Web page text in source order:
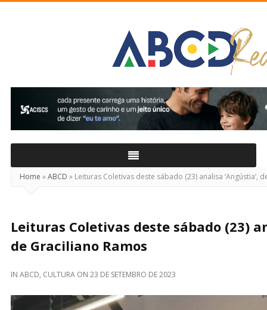
Home »ABCD » Leituras Coletivas deste sábado (23) analisa ‘Angústia’,
Leituras Coletivas deste sábado (23)
de Graciliano Ramos
IN ABCD, CULTURA ON 23 DE SETEMBRO DE 2023